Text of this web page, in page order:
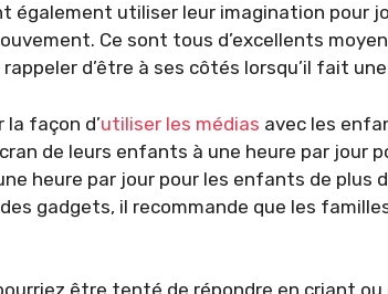
également utiliser leur imagination pour
Ce sont tous d’excellents
d’être à ses côtés lorsqu’il fait
la façon d’utiliser les médias avec les
de leurs enfants à une heure par jour
heure par jour pour les enfants de plus
des gadgets, il recommande que les